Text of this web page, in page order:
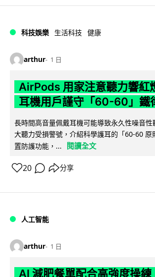
科技娛樂 生活科技 健康
arthur 1 日
AirPods 用家注意聽力響紅
耳機用戶謹守「60-60」鐵
長時間高音量佩戴耳機可能導致永久性噪音
大聽力受損警號，介紹科學護耳的「60-60
置防護功能，...
閱讀全文
20 分享
人工智能
arthur 1 日
AI 減肥餐單配合高強度操